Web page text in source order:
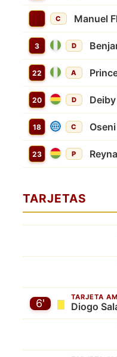
C Manuel
3 D
22 A
20 D
18 C
23 P
TARJETAS
TARJETA
Diogo
6'